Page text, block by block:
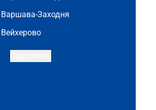
Варшава-Заходня
Вейхерово